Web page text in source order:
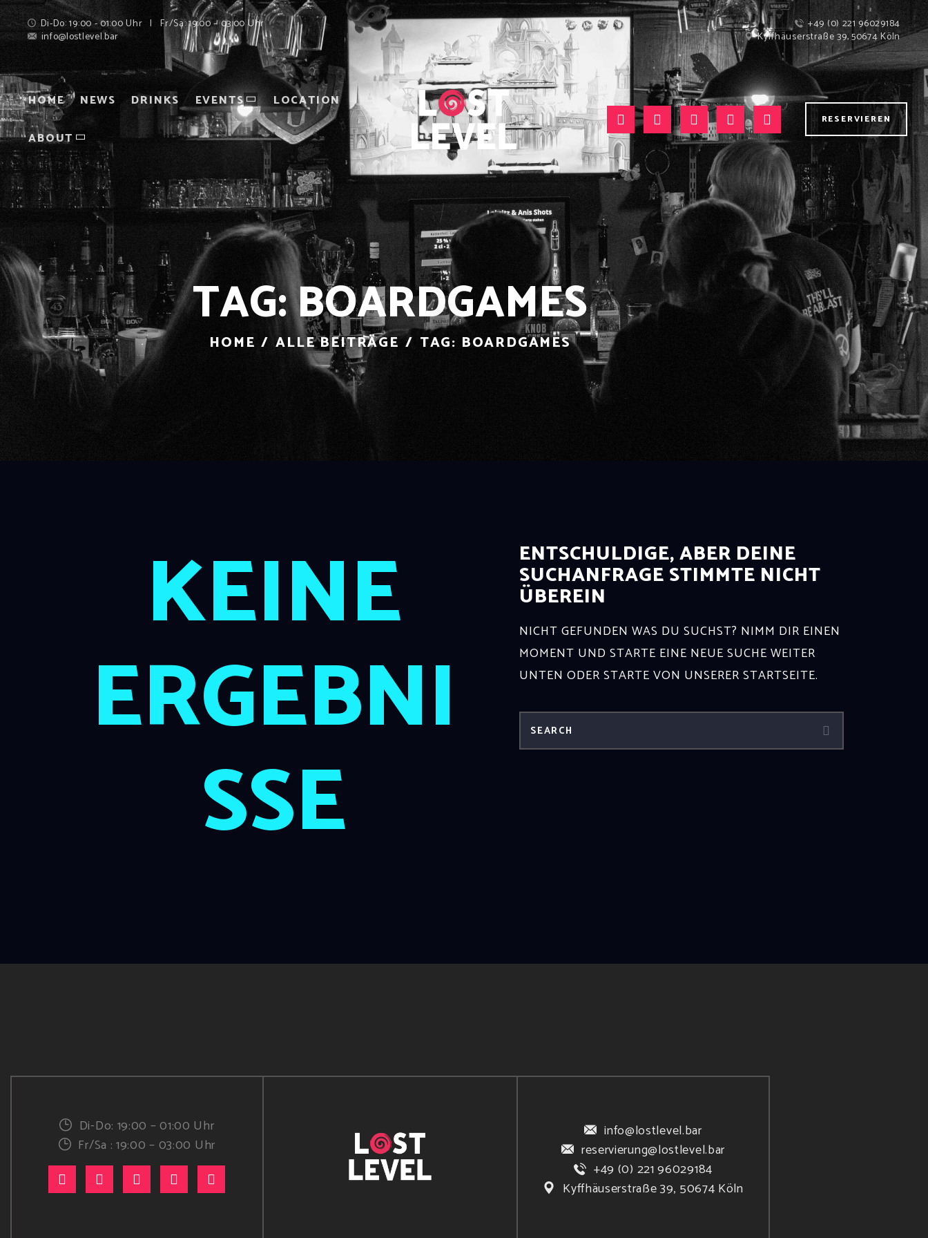
Di-Do: 19:00 - 01:00 Uhr | Fr/Sa: 19:00 – 03:00 Uhr
info@lostlevel.bar
+49 (0) 221 96029184
Kyffhäuserstraße 39, 50674 Köln
HOME NEWS DRINKS EVENTS LOCATION
ABOUT
RESERVIEREN
TAG: BOARDGAMES
HOME ALLE BEITRÄGE TAG: BOARDGAMES
HOME
NEWS
DRINKS
EVENTS
LOCATION
ABOUT
RESERVIERUNG
KEINE
ERGEBNI
SSE
ENTSCHULDIGE, ABER DEINE
SUCHANFRAGE STIMMTE NICHT
ÜBEREIN
NICHT GEFUNDEN WAS DU SUCHST? NIMM DIR EINEN
MOMENT UND STARTE EINE NEUE SUCHE WEITER
UNTEN ODER STARTE VON UNSERER STARTSEITE.
Di-Do: 19:00 – 01:00 Uhr
Fr/Sa : 19:00 – 03:00 Uhr
info@lostlevel.bar
reservierung@lostlevel.bar
+49 (0) 221 96029184
Kyffhäuserstraße 39, 50674 Köln